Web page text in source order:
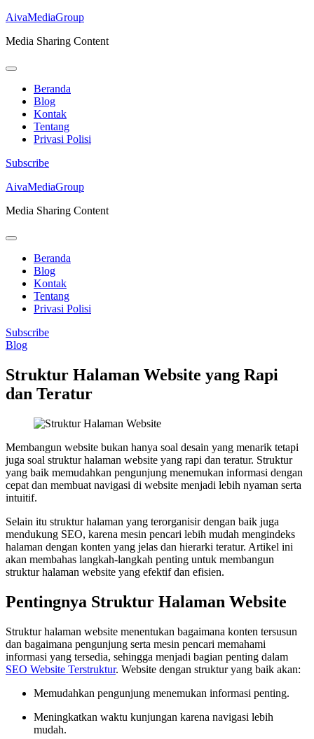
AivaMediaGroup
Media Sharing Content
Beranda
Blog
Kontak
Tentang
Privasi Polisi
Subscribe
Lompat
konten
Enter)
AivaMediaGroup
Media Sharing Content
Beranda
Blog
Kontak
Tentang
Privasi Polisi
Subscribe
Blog
Struktur Halaman Website yang Rapi
dan Teratur
Membangun website bukan hanya soal desain yang menarik tetapi
juga soal struktur halaman website yang rapi dan teratur. Struktur
yang baik memudahkan pengunjung menemukan informasi dengan
cepat dan membuat navigasi di website menjadi lebih nyaman serta
intuitif.
Selain itu struktur halaman yang terorganisir dengan baik juga
mendukung SEO, karena mesin pencari lebih mudah mengindeks
halaman dengan konten yang jelas dan hierarki teratur. Artikel ini
akan membahas langkah-langkah penting untuk membangun
struktur halaman website yang efektif dan efisien.
Pentingnya Struktur Halaman Website
Struktur halaman website menentukan bagaimana konten tersusun
dan bagaimana pengunjung serta mesin pencari memahami
informasi yang tersedia, sehingga menjadi bagian penting dalam
SEO Website Terstruktur. Website dengan struktur yang baik akan:
Memudahkan pengunjung menemukan informasi penting.
Meningkatkan waktu kunjungan karena navigasi lebih
mudah.